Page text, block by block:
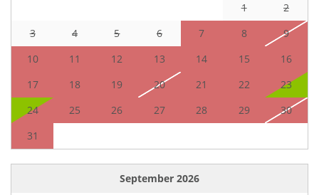
1
2
3
4 5 6 7 8
9
10
11 12 13 14 15
16
17
18 19 20 21 22
23
24
25 26 27 28 29
30
31
September 2026